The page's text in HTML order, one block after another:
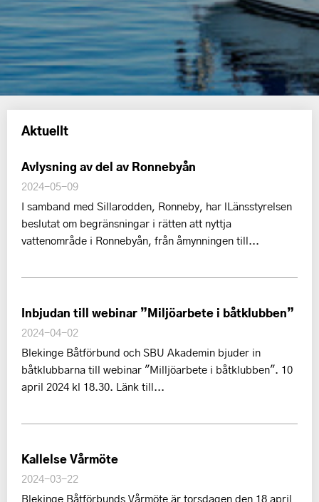
Aktuellt
Avlysning av del av Ronnebyån
2024-05-09
I samband med Sillarodden, Ronneby, har lLänsstyrelsen
beslutat om begränsningar i rätten att nyttja
vattenområde i Ronnebyån, från åmynningen till...
Inbjudan till webinar ”Miljöarbete i båtklubben”
2024-04-02
Blekinge Båtförbund och SBU Akademin bjuder in
båtklubbarna till webinar "Milljöarbete i båtklubben". 10
april 2024 kl 18.30. Länk till...
Kallelse Vårmöte
2024-03-22
Blekinge Båtförbunds Vårmöte är torsdagen den 18 april